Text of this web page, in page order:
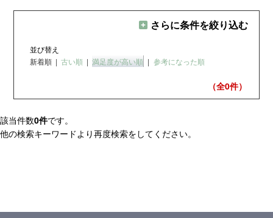
さらに条件を絞り込む
並び替え
新着順 | 古い順 | 満足度が高い順 | 参考になった順
（全0件）
該当件数0件です。
他の検索キーワードより再度検索をしてください。